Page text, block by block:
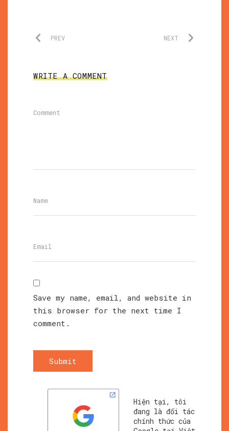
PREV NEXT
WRITE A COMMENT
Save my name, email, and website in
this browser for the next time I
comment.
Submit
Hiện tại, tôi
đang là đối tác
chính thức của